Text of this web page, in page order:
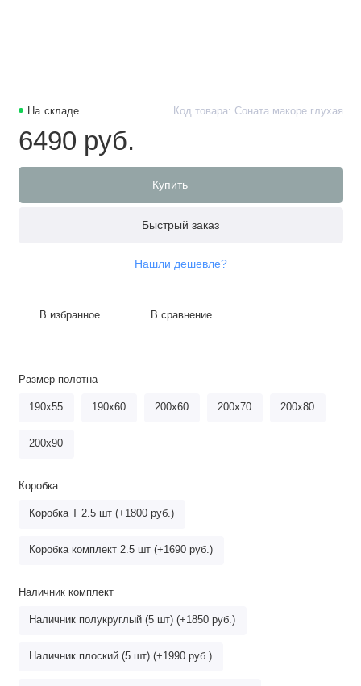
На складе Код товара: Соната макоре глухая
6490 руб.
Купить
Быстрый заказ
Нашли дешевле?
В избранное В сравнение
Размер полотна
190х55 190х60 200х60 200х70 200х80
200х90
Коробка
Коробка Т 2.5 шт (+1800 руб.)
Коробка комплект 2.5 шт (+1690 руб.)
Наличник комплект
Наличник полукруглый (5 шт) (+1850 руб.)
Наличник плоский (5 шт) (+1990 руб.)